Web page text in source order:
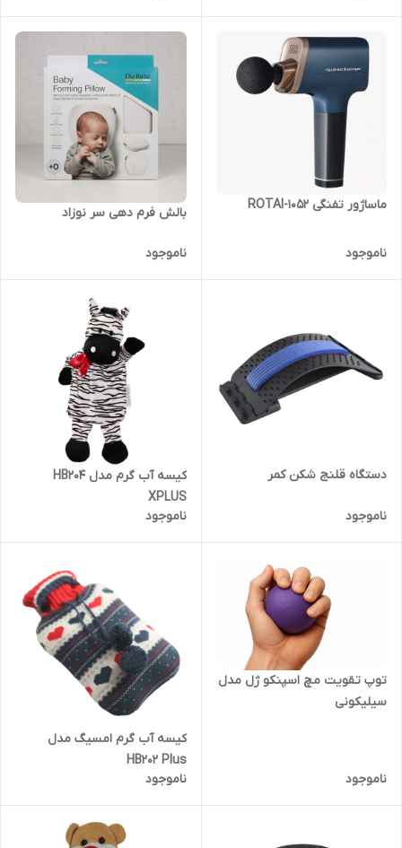
ماساژور تفنگی ROTAI-1052
ناموجود
بالش فرم دهی سر نوزاد
ناموجود
دستگاه قلنج شکن کمر
ناموجود
کیسه آب گرم مدل HB204
XPLUS
ناموجود
توپ تقویت مچ اسپنکو ژل مدل
سیلیکونی
ناموجود
کیسه آب گرم امسیگ مدل
HB202 Plus
ناموجود